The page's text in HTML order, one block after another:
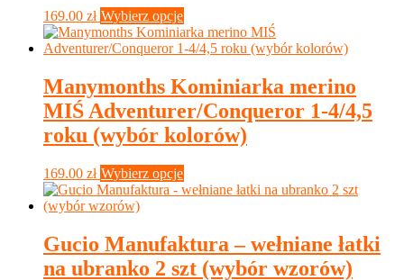
169.00 zł Wybierz opcje
produkt
ma
wariantów.
Opcje
można
wybrać
na
stronie
Manymonths Kominiarka merino
MIŚ Adventurer/Conqueror 1-4/4,5
roku (wybór kolorów)
169.00 zł Wybierz opcje
produkt
wariantów.
Opcje
można
Gucio Manufaktura – wełniane łatki
na ubranko 2 szt (wybór wzorów)